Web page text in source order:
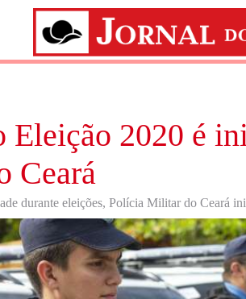
Eleição 2020 é
Ceará
durante eleições, Polícia Militar do Ceará